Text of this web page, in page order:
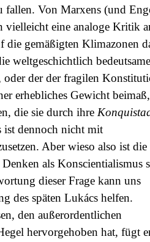
fallen. Von Marxens (und
vielleicht eine analoge Kritik
die gemäßigten Klimazonen
weltgeschichtlich
oder der der fragilen
erhebliches Gewicht
die sie durch ihre
ist dennoch nicht mit
Aber wieso also ist die
als Konscientialismus
dieser Frage kann uns
des späten Lukács helfen.
den außerordentlichen
hervorgehoben hat, fügt